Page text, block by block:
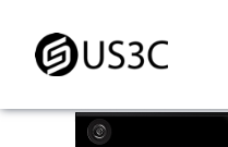
content